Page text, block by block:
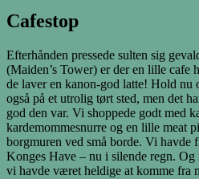
Cafestop
Efterhånden pressede sulten sig
(Maiden’s Tower) er der en lille cafe
de laver en kanon-god latte! Hold nu
også på et utrolig tørt sted, men det
god den var. Vi shoppede godt med
kardemommesnurre og en lille meat
borgmuren ved små borde. Vi havde
Konges Have – nu i silende regn.
vi havde været heldige at komme fra